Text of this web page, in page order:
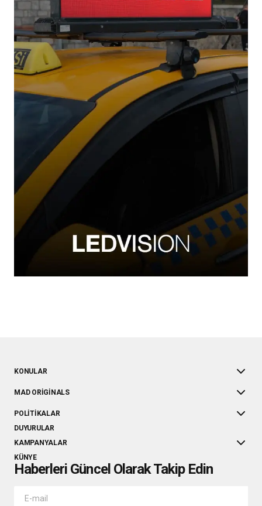
KONULAR
MAD ORIGINALS
POLITIKALAR
DUYURULAR
KAMPANYALAR
KÜNYE
Haberleri Güncel Olarak Takip Edin